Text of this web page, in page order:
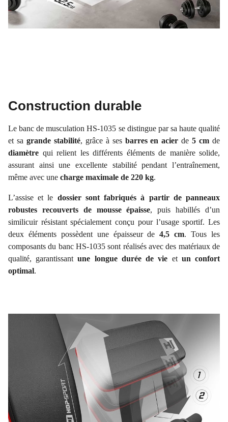
Construction durable
Le banc de musculation HS-1035 se distingue par sa haute qualité
et sa grande stabilité, grâce à ses barres en acier de5 cm de
diamètre qui relient les différents éléments de manière solide,
assurant ainsi une excellente stabilité pendant l’entraînement,
même avec une charge maximale de 220 kg.
L’assise et le dossier sont fabriqués à partir de panneaux
robustes recouverts de mousse épaisse, puis habillés d’un
similicuir résistant spécialement conçu pour l’usage sportif. Les
deux éléments possèdent une épaisseur de4,5 cm. Tous les
composants du banc HS-1035 sont réalisés avec des matériaux de
qualité, garantissantune longue durée de vie etun confort
optimal.